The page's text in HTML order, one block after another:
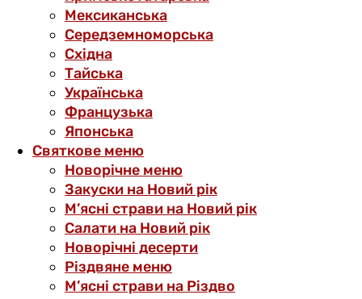
Мексиканська
Середземноморська
Східна
Тайська
Українська
Французька
Японська
Святкове меню
Новорічне меню
Закуски на Новий рік
М’ясні страви на Новий рік
Салати на Новий рік
Новорічні десерти
Різдвяне меню
М’ясні страви на Різдво